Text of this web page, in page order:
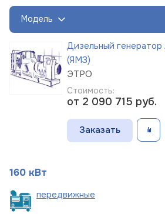
Модель
Дизельный
(ЯМЗ)
ЭТРО
Стоимость:
от 2 090 715 руб.
Заказать
160 кВт
передвижные